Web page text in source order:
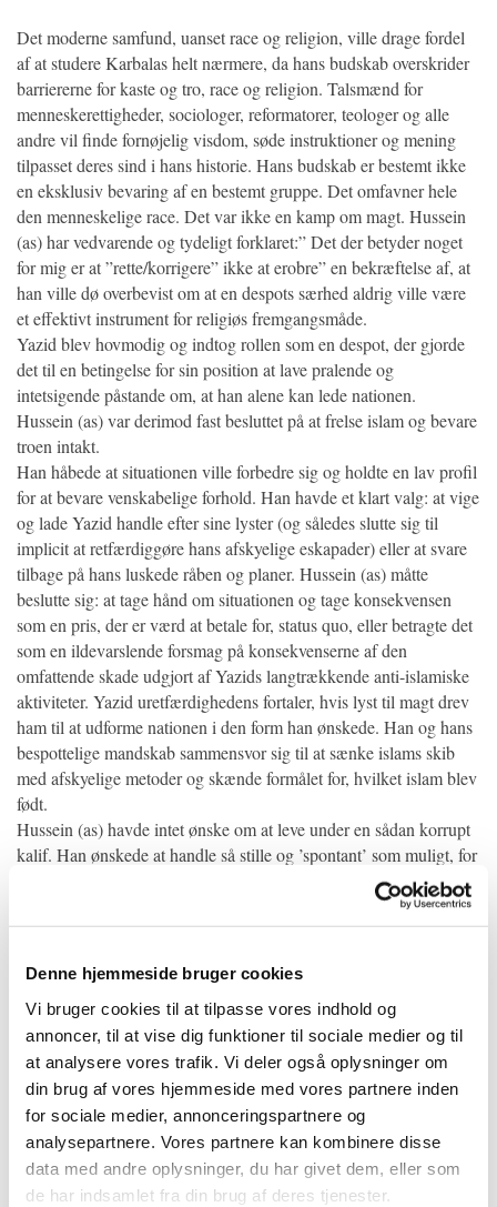
Denne hjemmeside bruger cookies
Vi bruger cookies til at tilpasse vores indhold og
annoncer, til at vise dig funktioner til sociale medier og til
at analysere vores trafik. Vi deler også oplysninger om
din brug af vores hjemmeside med vores partnere inden
for sociale medier, annonceringspartnere og
analysepartnere. Vores partnere kan kombinere disse
data med andre oplysninger, du har givet dem, eller som
de har indsamlet fra din brug af deres tjenester.
Det moderne samfund, uanset race og religion, ville drage fordel
af at studere Karbalas helt nærmere, da hans budskab overskrider
barriererne for kaste og tro, race og religion. Talsmænd for
menneskerettigheder, sociologer, reformatorer, teologer og alle
andre vil finde fornøjelig visdom, søde instruktioner og mening
tilpasset deres sind i hans historie. Hans budskab er bestemt ikke
en eksklusiv bevaring af en bestemt gruppe. Det omfavner hele
den menneskelige race. Det var ikke en kamp om magt. Hussein
(as) har vedvarende og tydeligt forklaret:” Det der betyder noget
for mig er at ”rette/korrigere” ikke at erobre” en bekræftelse af, at
han ville dø overbevist om at en despots særhed aldrig ville være
et effektivt instrument for religiøs fremgangsmåde.
Yazid blev hovmodig og indtog rollen som en despot, der gjorde
det til en betingelse for sin position at lave pralende og
intetsigende påstande om, at han alene kan lede nationen.
Hussein (as) var derimod fast besluttet på at frelse islam og bevare
troen intakt.
Han håbede at situationen ville forbedre sig og holdte en lav profil
for at bevare venskabelige forhold. Han havde et klart valg: at vige
og lade Yazid handle efter sine lyster (og således slutte sig til
implicit at retfærdiggøre hans afskyelige eskapader) eller at svare
tilbage på hans luskede råben og planer. Hussein (as) måtte
beslutte sig: at tage hånd om situationen og tage konsekvensen
som en pris, der er værd at betale for, status quo, eller betragte det
som en ildevarslende forsmag på konsekvenserne af den
omfattende skade udgjort af Yazids langtrækkende anti-islamiske
aktiviteter. Yazid uretfærdighedens fortaler, hvis lyst til magt drev
ham til at udforme nationen i den form han ønskede. Han og hans
bespottelige mandskab sammensvor sig til at sænke islams skib
med afskyelige metoder og skænde formålet for, hvilket islam blev
født.
Hussein (as) havde intet ønske om at leve under en sådan korrupt
kalif. Han ønskede at handle så stille og ’spontant’ som muligt, for
at begrænse risikoen for et åbent sammenstød med kaliffen. Men
Yazid førte hårde forhandlinger. Hussein (as) kunne ikke udholde
hans sprudlende nonsens for evigt og gjorde, hvad der var rigtigt.
været så høj, som hos Husseins (as) person, så ville verden
øjensynligt være et bedre sted at leve i. Hans ufattelige kølighed
og overmenneskelige moralske mod til at fuldføre sin mission
bevæger vores dybeste følelser. Hans eksemplariske handlemåde,
hele vejen igennem, og hans henrivende samvittighed, rev Yazids
uhyrlige planer i stykker.
De dydige mennesker vil fortsætte med at gøre deres pligt for at
bevare retfærdigheden i denne verden og i dette, er de berettiget til
universel anerkendelse og støtte. Husseins(as) accept af forfølgelse